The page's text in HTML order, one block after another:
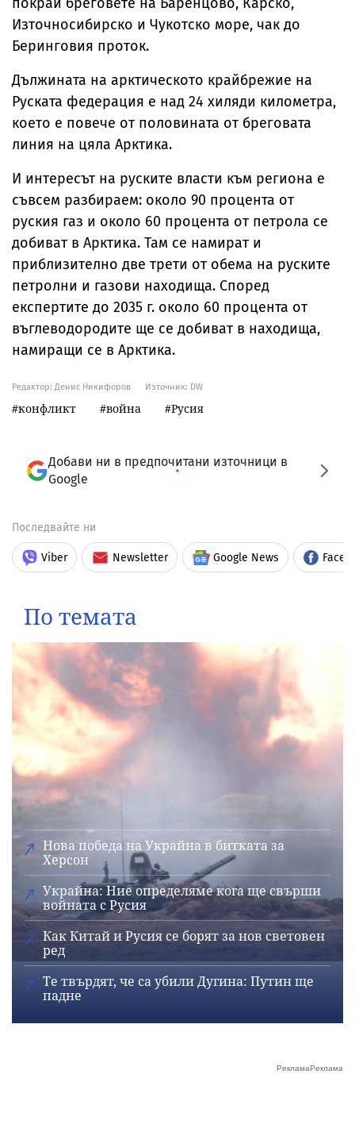
Източносибирско и Чукотско море, чак до
Беринговия проток.
Дължината на арктическото крайбрежие на
Руската федерация е над 24 хиляди километра,
което е повече от половината от бреговата
линия на цяла Арктика.
И интересът на руските власти към региона е
съвсем разбираем: около 90 процента от
руския газ и около 60 процента от петрола се
добиват в Арктика. Там се намират и
приблизително две трети от обема на руските
петролни и газови находища. Според
експертите до 2035 г. около 60 процента от
въглеводородите ще се добиват в находища,
намиращи се в Арктика.
Редактор: Денис Никифоров Източник: DW
конфликт война Русия
Добави ни в предпочитани източници в
Google
Последвайте ни
Viber Newsletter Google News
По темата
Нова победа на Украйна в битката за
Херсон
Украйна: Ние определяме кога ще свърши
войната с Русия
Как Китай и Русия се борят за нов световен
ред
Те твърдят, че са убили Дугина: Путин ще
падне